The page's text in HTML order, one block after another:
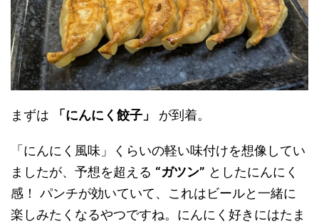
まずは 「にんにく餃子」 が到着。
「にんにく風味」くらいの軽い味付けを想像してい
ましたが、予想を超える “ガツン” としたにんにく
感！ パンチが効いていて、これはビールと一緒に
楽しみたくなるやつですね。にんにく好きにはたま